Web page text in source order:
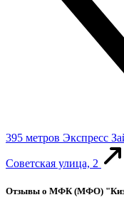
395 метров Экспресс
Советская улица, 2
Отзывы о МФК (МФО)